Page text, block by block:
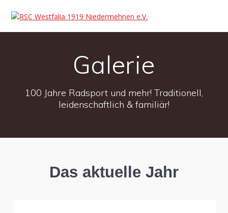
Galerie
100 Jahre Radsport und mehr! Traditionell,
leidenschaftlich & familiär!
Das aktuelle Jahr